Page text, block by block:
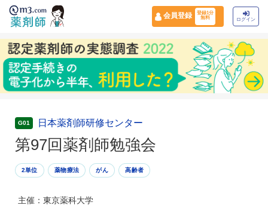
会員登録
登録1分
無料
ログイン
G01 日本薬剤師研修センター
第97回薬剤師勉強会
2単位 薬物療法 がん 高齢者
主催：東京薬科大学